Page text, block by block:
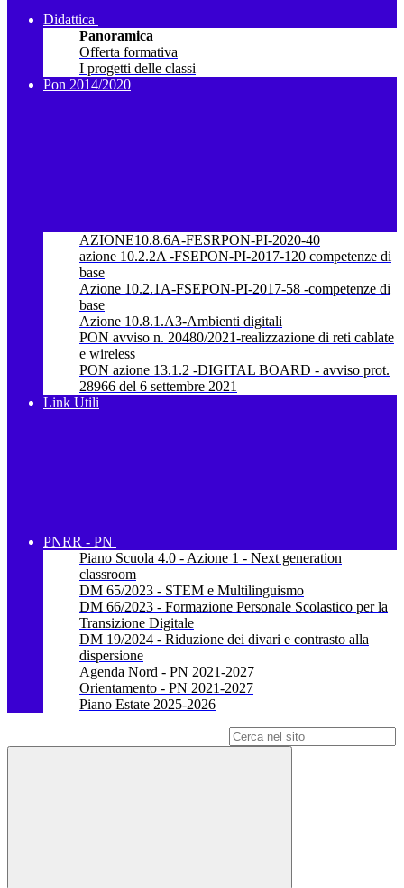
Didattica
Panoramica
Offerta formativa
I progetti delle classi
Pon 2014/2020
AZIONE10.8.6A-FESRPON-PI-2020-40
azione 10.2.2A -FSEPON-PI-2017-120 competenze di
base
Azione 10.2.1A-FSEPON-PI-2017-58 -competenze di
base
Azione 10.8.1.A3-Ambienti digitali
PON avviso n. 20480/2021-realizzazione di reti cablate
e wireless
PON azione 13.1.2 -DIGITAL BOARD - avviso prot.
28966 del 6 settembre 2021
Link Utili
PNRR - PN
Piano Scuola 4.0 - Azione 1 - Next generation
classroom
DM 65/2023 - STEM e Multilinguismo
DM 66/2023 - Formazione Personale Scolastico per la
Transizione Digitale
DM 19/2024 - Riduzione dei divari e contrasto alla
dispersione
Agenda Nord - PN 2021-2027
Orientamento - PN 2021-2027
Piano Estate 2025-2026